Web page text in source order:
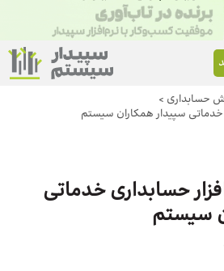
حسابداری >
خدماتی سپیدار همکاران سیستم
حسابداری خدماتی
سیستم